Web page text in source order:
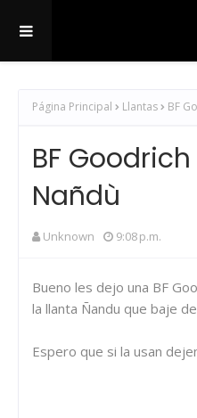
Página Principal Llantas BF
BF
Nañdù
Unknown 9:08 p.m.
Bueno les dejo una BF
la llanta Ñandu que baje
Espero que si la usan